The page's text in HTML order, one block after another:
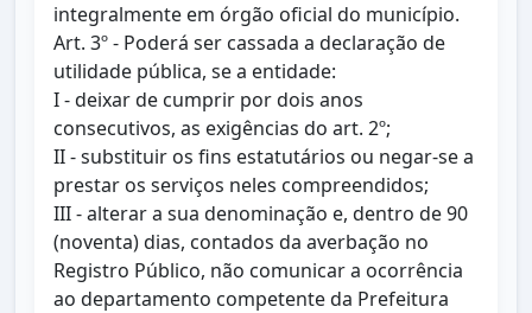
integralmente em órgão oficial do município.
Art. 3º - Poderá ser cassada a declaração de
utilidade pública, se a entidade:
I - deixar de cumprir por dois anos
consecutivos, as exigências do art. 2º;
II - substituir os fins estatutários ou negar-se a
prestar os serviços neles compreendidos;
III - alterar a sua denominação e, dentro de 90
(noventa) dias, contados da averbação no
Registro Público, não comunicar a ocorrência
ao departamento competente da Prefeitura